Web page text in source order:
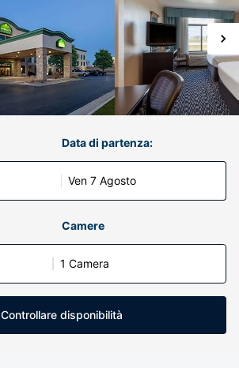
Data di partenza:
Ven 7 Agosto
Camere
1 Camera
Controllare disponibilità